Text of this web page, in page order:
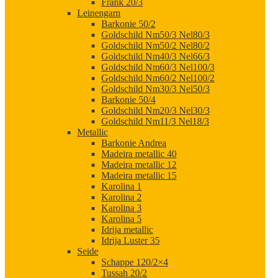
Frank 20/3
Leinengarn
Barkonie 50/2
Goldschild Nm50/3 Nel80/3
Goldschild Nm50/2 Nel80/2
Goldschild Nm40/3 Nel66/3
Goldschild Nm60/3 Nel100/3
Goldschild Nm60/2 Nel100/2
Goldschild Nm30/3 Nel50/3
Barkonie 50/4
Goldschild Nm20/3 Nel30/3
Goldschild Nm11/3 Nel18/3
Metallic
Barkonie Andrea
Madeira metallic 40
Madeira metallic 12
Madeira metallic 15
Karolina 1
Karolina 2
Karolina 3
Karolina 5
Idrija metallic
Idrija Luster 35
Seide
Schappe 120/2×4
Tussah 20/2